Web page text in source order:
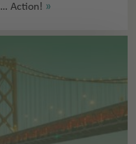
Action! »